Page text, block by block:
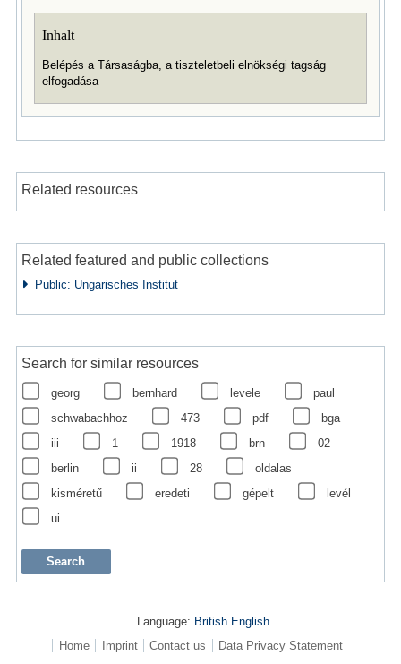
Inhalt
Belépés a Társaságba, a tiszteletbeli elnökségi tagság
elfogadása
Related resources
Related featured and public collections
Public: Ungarisches Institut
Search for similar resources
georg bernhard levele
paul
schwabachhoz
473 pdf
bga
iii
1 1918 brn
02
berlin
ii 28
oldalas
kisméretű
eredeti gépelt
levél
ui
Language: British English
Home
Imprint Contact us Data Privacy Statement